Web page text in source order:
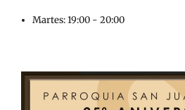
Martes: 19:00 - 20:00